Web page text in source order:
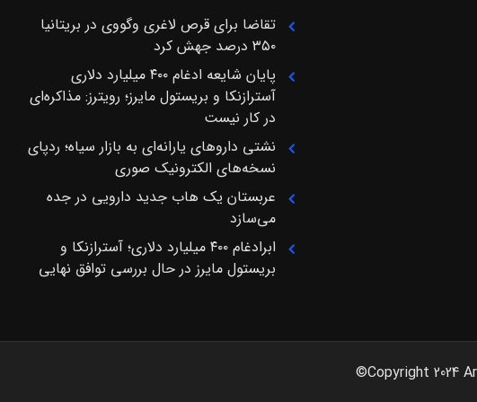
تقاضا برای قرص لاغری وگووی در بریتانیا
۳۵۰ درصد جهش کرد
پایان شایعه ادغام ۴۰۰ میلیارد دلاری
آسترازنکا و بریستول مایرز؛ رویترز: مذاکره‌ای
در کار نیست
نشتی داروهای یارانه‌ای به بازار سیاه؛ ردپای
نسخه‌های الکترونیک صوری
عربستان یک هاب جدید دارویی در جده
می‌سازد
ابرادغام ۴۰۰ میلیارد دلاری؛ آسترازنکا و
بریستول مایرز در حال بررسی توافق نهایی